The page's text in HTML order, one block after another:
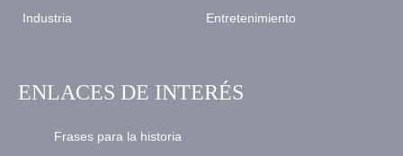
Industria Entretenimiento
ENLACES DE INTERÉS
Frases para la historia